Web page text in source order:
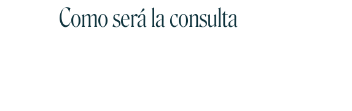
Como será la consulta